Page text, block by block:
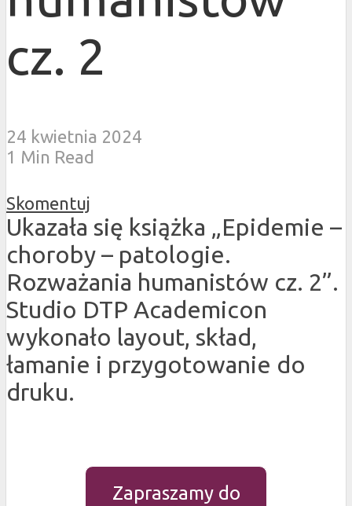
cz. 2
24 kwietnia 2024
1 Min Read
Skomentuj
Ukazała się książka „Epidemie –
choroby – patologie.
Rozważania humanistów cz. 2”.
Studio DTP Academicon
wykonało layout, skład,
łamanie i przygotowanie do
druku.
Zapraszamy do